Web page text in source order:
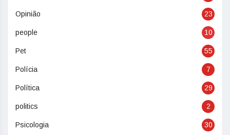
Opinião 23
people 10
Pet 55
Polícia 7
Política 29
politics 2
Psicologia 30